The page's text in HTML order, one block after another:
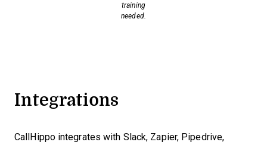
training
needed.
Integrations
CallHippo integrates with Slack, Zapier, Pipedrive,